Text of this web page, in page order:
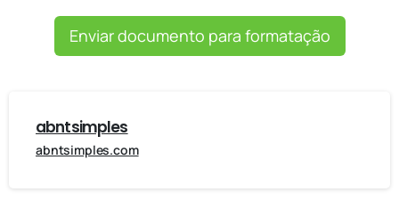
Enviar documento para formatação
abntsimples
abntsimples.com